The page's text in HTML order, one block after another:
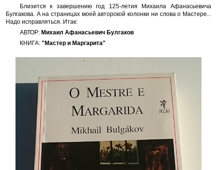
Близится к завершению год 125-летия Михаила Афанасьевича
Булгакова. А на страницах моей авторской колонки ни слова о Мастере...
Надо исправляться. Итак:
АВТОР: Михаил Афанасьевич Булгаков
КНИГА: "Мастер и Маргарита"